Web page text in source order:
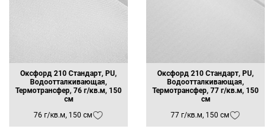
Оксфорд 210 Стандарт, PU,
Водоотталкивающая,
Термотрансфер, 76 г/кв.м, 150
см
76 г/кв.м, 150 см
Оксфорд 210 Стандарт, PU,
Водоотталкивающая,
Термотрансфер, 77 г/кв.м, 150
см
77 г/кв.м, 150 см